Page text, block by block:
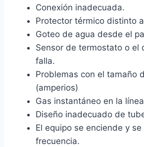
Conexión inadecuada.
Protector térmico distinto
Goteo de agua desde el
Sensor de termostato o el
falla.
Problemas con el tamaño
(amperios)
Gas instantáneo en la
Diseño inadecuado de
El equipo se enciende y
frecuencia.